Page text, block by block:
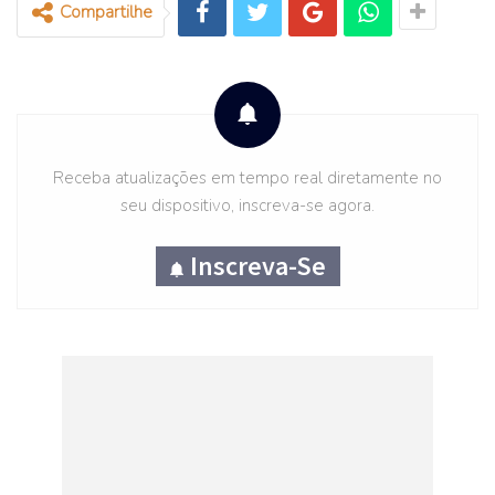
benefícios são oferecidos pela empresa
como assistência médica e dental, além
Requisitos
Para as vagas de copilotos, um dos
requisitos mínimos é a experiência em
Compartilhe
Receba atualizações em tempo real diretamente no
seu dispositivo, inscreva-se agora.
Inscreva-Se